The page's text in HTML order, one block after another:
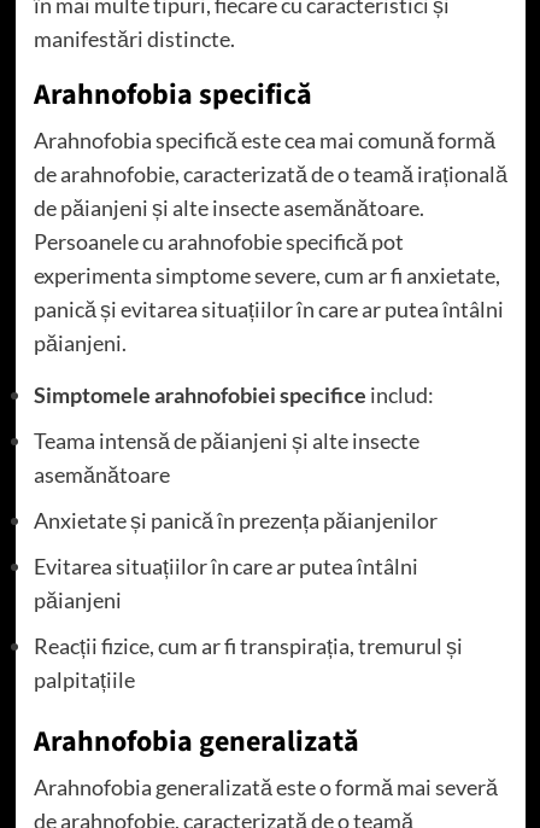
manifestări distincte.
Arahnofobia specifică
Arahnofobia specifică este cea mai comună formă
de arahnofobie, caracterizată de o teamă irațională
de păianjeni și alte insecte asemănătoare.
Persoanele cu arahnofobie specifică pot
experimenta simptome severe, cum ar fi anxietate,
panică și evitarea situațiilor în care ar putea întâlni
păianjeni.
Simptomele arahnofobiei specifice includ:
Teama intensă de păianjeni și alte insecte
asemănătoare
Anxietate și panică în prezența păianjenilor
Evitarea situațiilor în care ar putea întâlni
păianjeni
Reacții fizice, cum ar fi transpirația, tremurul și
palpitațiile
Arahnofobia generalizată
Arahnofobia generalizată este o formă mai severă
de arahnofobie, caracterizată de o teamă